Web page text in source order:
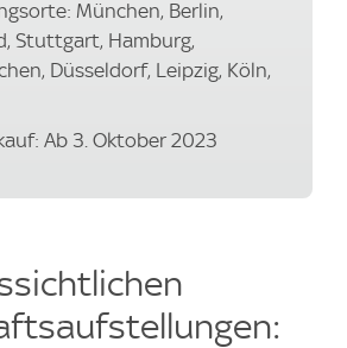
München, Berlin,
Stuttgart, Hamburg,
Düsseldorf, Leipzig, Köln,
Ab 3. Oktober 2023